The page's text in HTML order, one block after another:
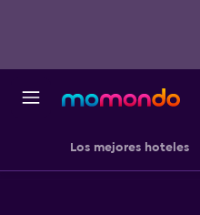
Los mejores hoteles